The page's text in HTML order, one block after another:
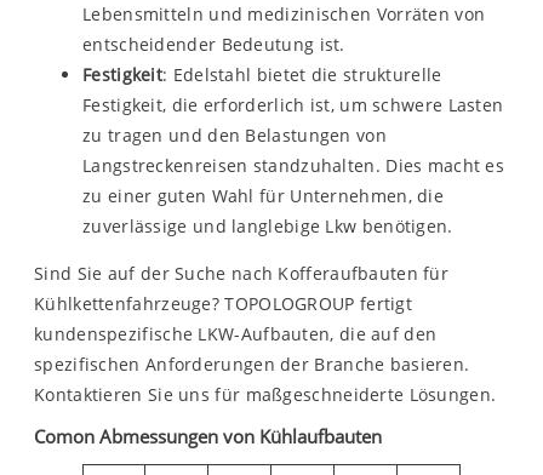
Lebensmitteln und medizinischen Vorräten von
entscheidender Bedeutung ist.
Festigkeit: Edelstahl bietet die strukturelle
Festigkeit, die erforderlich ist, um schwere Lasten
zu tragen und den Belastungen von
Langstreckenreisen standzuhalten. Dies macht es
zu einer guten Wahl für Unternehmen, die
zuverlässige und langlebige Lkw benötigen.
Sind Sie auf der Suche nach Kofferaufbauten für
Kühlkettenfahrzeuge? TOPOLOGROUP fertigt
kundenspezifische LKW-Aufbauten, die auf den
spezifischen Anforderungen der Branche basieren.
Kontaktieren Sie uns für maßgeschneiderte Lösungen.
Comon Abmessungen von Kühlaufbauten